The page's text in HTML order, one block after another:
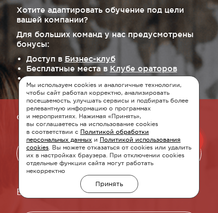
Мы используем cookies и аналогичные технологии,
чтобы сайт работал корректно, анализировать
посещаемость, улучшать сервисы и подбирать более
релевантную информацию о программах
и мероприятиях. Нажимая «Принять»,
вы соглашаетесь на использование cookies
в соответствии с Политикой обработки
персональных данныхи Политикой использования
cookies. Вы можете отказаться от cookies или удалить
их в настройках браузера. При отключении cookies
отдельные функции сайта могут работать
некорректно
Принять
Хотите адаптировать обучение под цели
вашей компании?
Для больших команд у нас предусмотрены
бонусы:
Доступ в Бизнес-клуб
Бесплатные места в Клубе ораторов
Скидка 20% на открытые программы
ФИО
Email